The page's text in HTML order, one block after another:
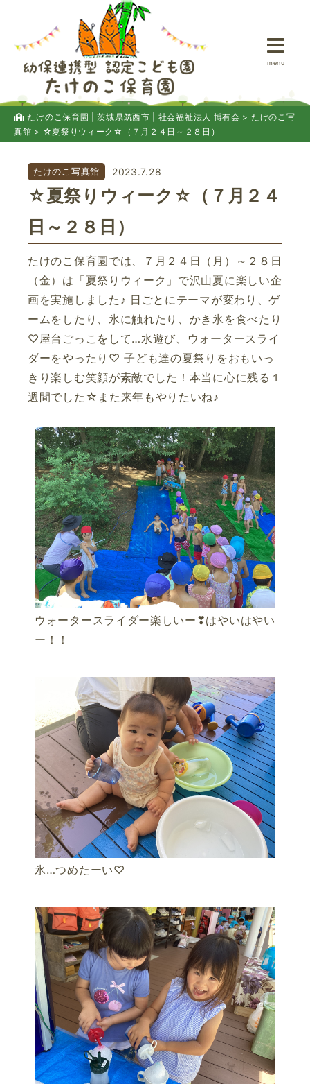
menu
たけのこ保育園 | 茨城県筑西市 | 社会福祉法人 博有会 > たけのこ写
真館 > ☆夏祭りウィーク☆（７月２４日～２８日）
たけのこ写真館 2023.7.28
☆夏祭りウィーク☆（７月２４
日～２８日）
たけのこ保育園では、７月２４日（月）～２８日
（金）は「夏祭りウィーク」で沢山夏に楽しい企
画を実施しました♪ 日ごとにテーマが変わり、ゲ
ームをしたり、氷に触れたり、かき氷を食べたり
♡屋台ごっこをして…水遊び、ウォータースライ
ダーをやったり♡ 子ども達の夏祭りをおもいっ
きり楽しむ笑顔が素敵でした！本当に心に残る１
週間でした☆また来年もやりたいね♪
ウォータースライダー楽しいー❣はやいはやい
ー！！
氷…つめたーい♡